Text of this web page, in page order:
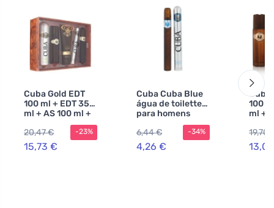
Cuba Gold EDT
100 ml + EDT 35
ml + AS 100 ml +
spray corporal
200 ml + SG 200
ml M
20,47 €
15,73 €
-23%
Cuba Cuba Blue
água de toilette
para homens
6,44 €
4,26 €
-34%
Cuba
100
ml +
para
19,70